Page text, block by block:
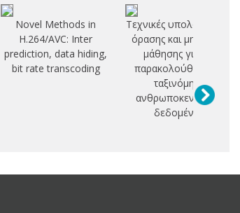
Novel Methods in
H.264/AVC: Inter
prediction, data hiding,
bit rate transcoding
Τεχνικές υπολογιστικής
όρασης και μηχανικής
μάθησης για την
παρακολούθηση και
ταξινόμηση
ανθρωποκεντρικών
δεδομένων